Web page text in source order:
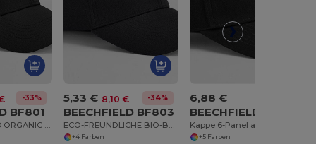
-33%
BF801
5,33 € 8,10 € -34%
BEECHFIELD BF803
+4 Farben
6,88 €
BEECHFIELD BF820
+5 Farben